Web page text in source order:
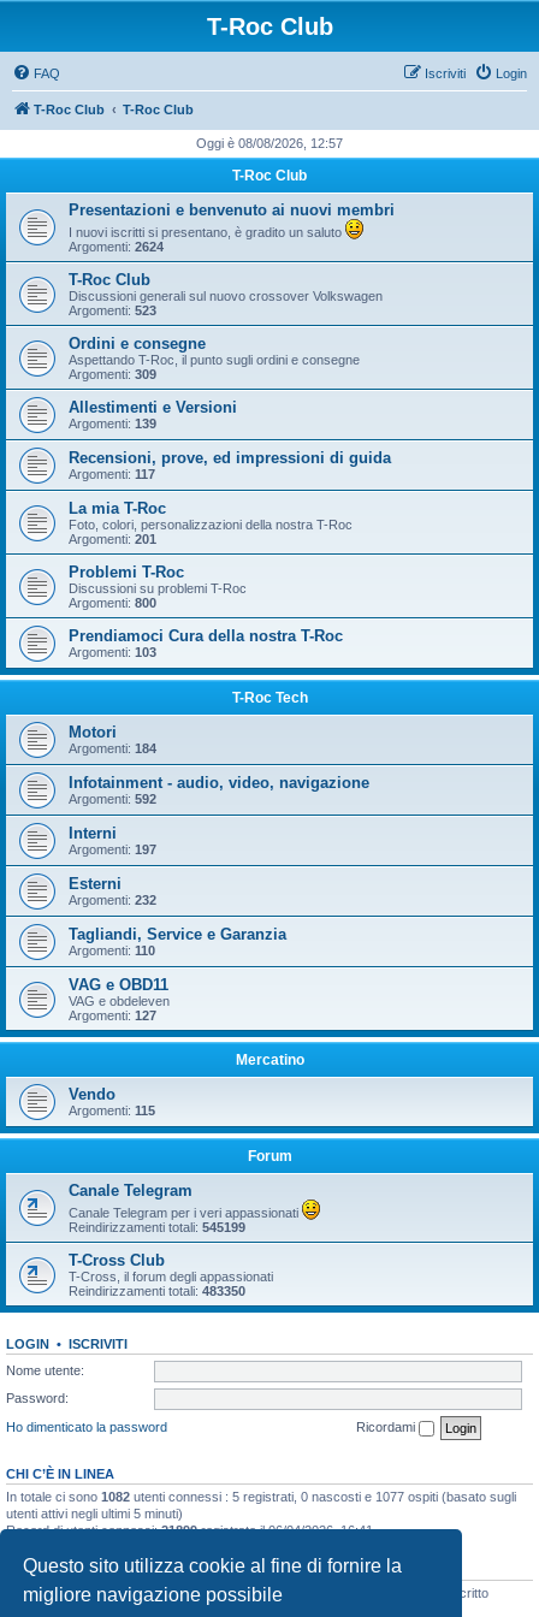
Questo sito utilizza cookie al fine di fornire la
migliore navigazione possibile
T-Roc Club
FAQ Login
Iscriviti
T-Roc Club T-Roc Club
Oggi è 08/08/2026, 12:57
T-Roc Club
Presentazioni e benvenuto ai nuovi membri
I nuovi iscritti si presentano, è gradito un saluto
Argomenti: 2624
T-Roc Club
Discussioni generali sul nuovo crossover Volkswagen
Argomenti: 523
Ordini e consegne
Aspettando T-Roc, il punto sugli ordini e consegne
Argomenti: 309
Allestimenti e Versioni
Argomenti: 139
Recensioni, prove, ed impressioni di guida
Argomenti: 117
La mia T-Roc
Foto, colori, personalizzazioni della nostra T-Roc
Argomenti: 201
Problemi T-Roc
Discussioni su problemi T-Roc
Argomenti: 800
Prendiamoci Cura della nostra T-Roc
Argomenti: 103
T-Roc Tech
Motori
Argomenti: 184
Infotainment - audio, video, navigazione
Argomenti: 592
Interni
Argomenti: 197
Esterni
Argomenti: 232
Tagliandi, Service e Garanzia
Argomenti: 110
VAG e OBD11
VAG e obdeleven
Argomenti: 127
Mercatino
Vendo
Argomenti: 115
Forum
Canale Telegram
Canale Telegram per i veri appassionati
Reindirizzamenti totali: 545199
T-Cross Club
T-Cross, il forum degli appassionati
Reindirizzamenti totali: 483350
LOGIN • ISCRIVITI
Nome utente:
Password:
Ho dimenticato la password
Ricordami
CHI C’È IN LINEA
In totale ci sono 1082 utenti connessi : 5 registrati, 0 nascosti e 1077 ospiti (basato sugli
utenti attivi negli ultimi 5 minuti)
Record di utenti connessi:21899registrato il 06/04/2026, 16:41
STATISTICHE
Totale messaggi48133• Totale argomenti 3073• Totale iscritti
• Ultimo iscritto
Wolf 1772